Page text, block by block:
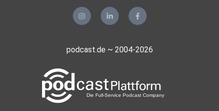
podcast.de ~ 2004-2026